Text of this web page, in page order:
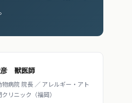
彦 獣医師
物病院 院長 ／ アレルギー・アト
リニック（福岡）